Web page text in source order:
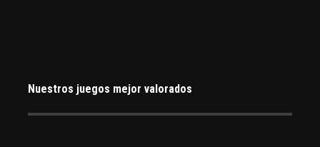
Nuestros juegos mejor valorados